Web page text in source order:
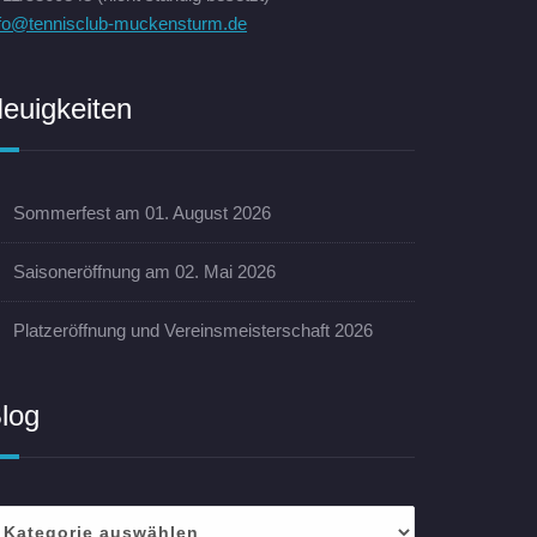
muckensturm.de
Sommerfest am 01. August 2026
Saisoneröffnung am 02. Mai 2026
Platzeröffnung und Vereinsmeisterschaft 2026